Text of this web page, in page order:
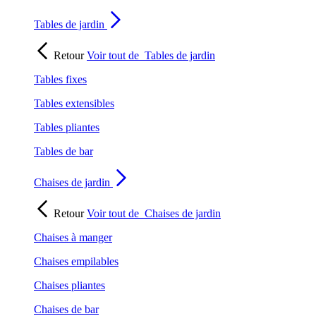
Tables de jardin
RetourVoir tout de Tables de jardin
Tables fixes
Tables extensibles
Tables pliantes
Tables de bar
Chaises de jardin
RetourVoir tout de Chaises de jardin
Chaises à manger
Chaises empilables
Chaises pliantes
Chaises de bar